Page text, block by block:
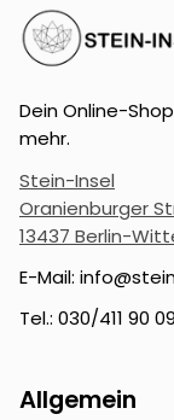
Dein Online-
mehr.
Stein-Insel
Oranienburger
13437 Berlin-
E-Mail:
Tel.: 030/411 90
Allgemein